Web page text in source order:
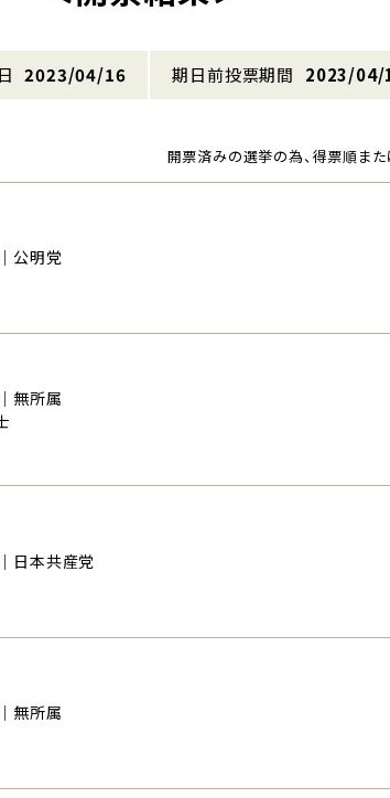
2023/04/16 期日前投票期間 2023/04/
開票済みの選挙の為、得票順ま
公明党
無所属
日本共産党
無所属